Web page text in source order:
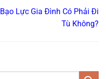
Bạo Lực Gia Đình Có Phải Đi
Tù Không?